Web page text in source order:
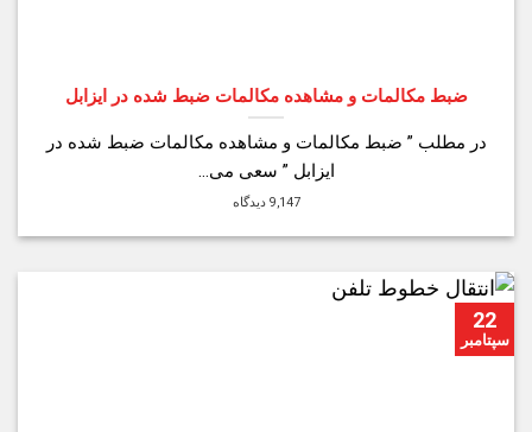
ضبط مکالمات و مشاهده مکالمات ضبط شده در ایزابل
در مطلب ” ضبط مکالمات و مشاهده مکالمات ضبط شده در
ایزابل ” سعی می...
9,147 دیدگاه
22
سپتامبر